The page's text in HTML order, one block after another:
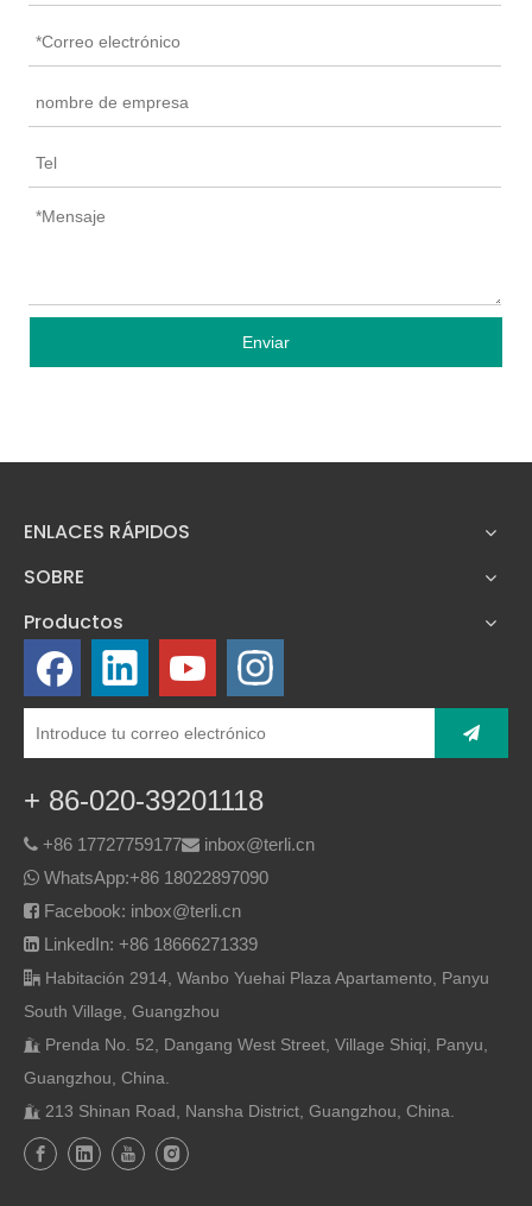
Enviar
ENLACES RÁPIDOS
SOBRE
Productos
+ 86-020-39201118
 +86 17727759177 inbox@terli.cn
 WhatsApp:+86 18022897090
 Facebook: inbox@terli.cn
 LinkedIn: +86 18666271339
 Habitación 2914, Wanbo Yuehai Plaza Apartamento, Panyu
South Village, Guangzhou
 Prenda No. 52, Dangang West Street, Village Shiqi, Panyu,
Guangzhou, China.
 213 Shinan Road, Nansha District, Guangzhou, China.